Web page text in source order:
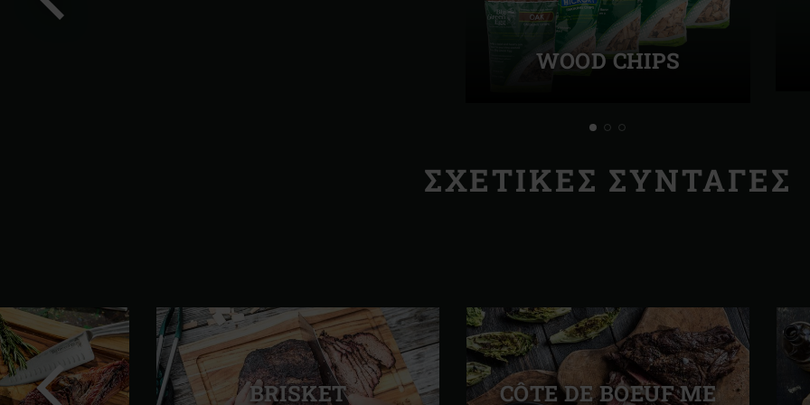
WOOD CHIPS
ΣΧΕΤΙΚΈΣ ΣΥΝΤΑΓΈΣ
BRISKET
CÔTE DE BOEUF ΜΕ